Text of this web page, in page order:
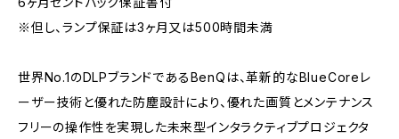
※但し、ランプ保証は3ヶ月又は500時間未満
世界No.1のDLPブランドであるBenQは、革新的なBlueCoreレ
ーザー技術と優れた防塵設計により、優れた画質とメンテナンス
フリーの操作性を実現した未来型インタラクティブプロジェクタ